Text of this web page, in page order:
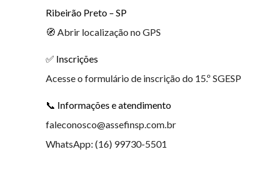
Ribeirão Preto – SP
🧭 Abrir localização no GPS
✅ Inscrições
Acesse o formulário de inscrição do 15.º SGESP
📞 Informações e atendimento
faleconosco@assefinsp.com.br
WhatsApp: (16) 99730-5501